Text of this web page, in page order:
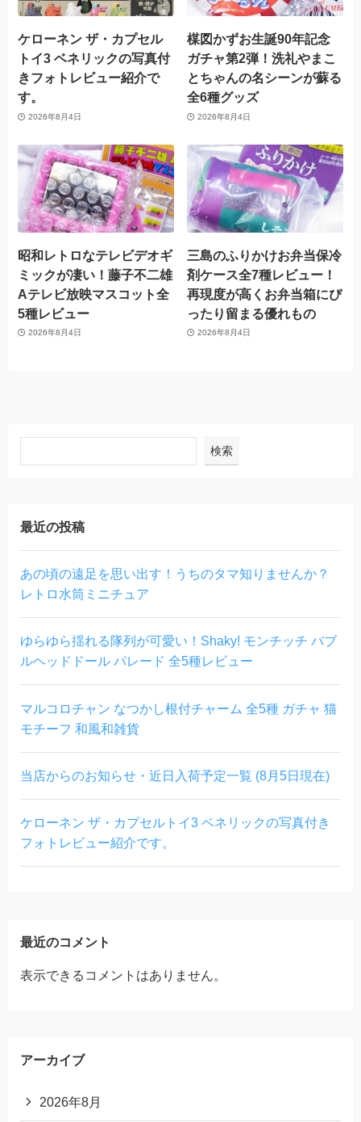
ケローネン ザ・カプセル
トイ3 ベネリックの写真付
きフォトレビュー紹介で
す。
2026年8月4日
楳図かずお生誕90年記念
ガチャ第2弾！洗礼やまこ
とちゃんの名シーンが蘇る
全6種グッズ
2026年8月4日
昭和レトロなテレビデオギ
ミックが凄い！藤子不二雄
Aテレビ放映マスコット全
5種レビュー
2026年8月4日
三島のふりかけお弁当保冷
剤ケース全7種レビュー！
再現度が高くお弁当箱にぴ
ったり留まる優れもの
2026年8月4日
検索
最近の投稿
あの頃の遠足を思い出す！うちのタマ知りませんか？
レトロ水筒ミニチュア
ゆらゆら揺れる隊列が可愛い！Shaky! モンチッチ バブ
ルヘッドドール パレード 全5種レビュー
マルコロチャン なつかし根付チャーム 全5種 ガチャ 猫
モチーフ 和風和雑貨
当店からのお知らせ・近日入荷予定一覧 (8月5日現在)
ケローネン ザ・カプセルトイ3 ベネリックの写真付き
フォトレビュー紹介です。
最近のコメント
表示できるコメントはありません。
アーカイブ
2026年8月